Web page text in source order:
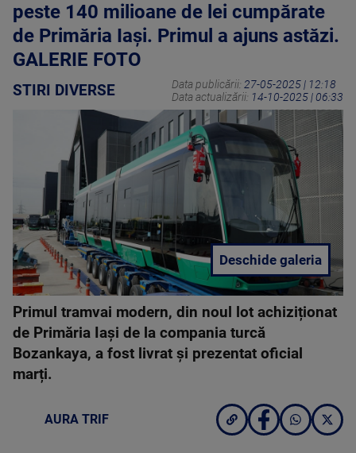
peste 140 milioane de lei cumpărate
de Primăria Iași. Primul a ajuns astăzi.
GALERIE FOTO
STIRI DIVERSE Data publicării: 27-05-2025 | 12:18
Data actualizării: 14-10-2025 | 06:33
Deschide galeria
Primul tramvai modern, din noul lot achiziționat
de Primăria Iași de la compania turcă
Bozankaya, a fost livrat și prezentat oficial
marți.
AURA TRIF